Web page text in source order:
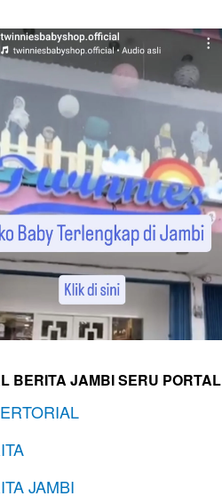
BERITA JAMBI SERU PORTAL
JAMBI